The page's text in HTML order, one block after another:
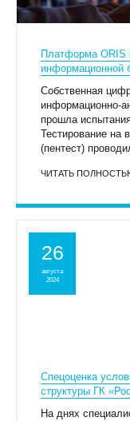
Платформа ORIS
информационной
Собственная
информационно-
прошла
Тестирование на
(пентест)
ЧИТАТЬ
26
августа
2024
Спецоценка
структуры ГК
На днях